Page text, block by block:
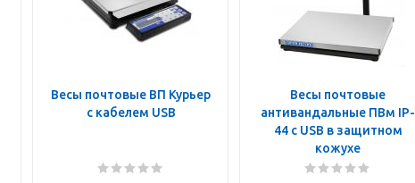
Весы почтовые ВП Курьер
с кабелем USB
Весы почтовые
антивандальные ПВм IP-
44 c USB в защитном
кожухе